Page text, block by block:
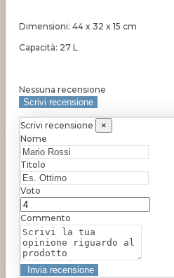
Dimensioni: 44 x 32 x 15 cm
Capacità: 27 L
Nessuna recensione
Scrivi recensione
Scrivi recensione
×
Nome
Titolo
Voto
Commento